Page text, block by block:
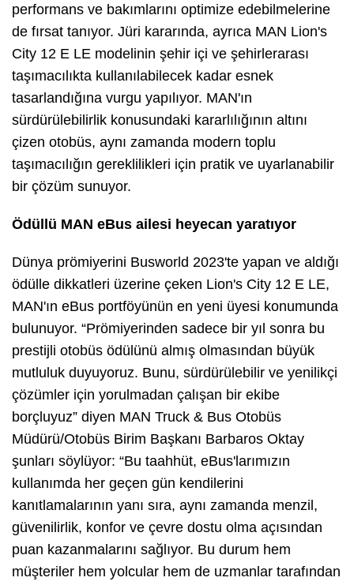
performans ve bakımlarını optimize edebilmelerine
de fırsat tanıyor. Jüri kararında, ayrıca MAN Lion's
City 12 E LE modelinin şehir içi ve şehirlerarası
taşımacılıkta kullanılabilecek kadar esnek
tasarlandığına vurgu yapılıyor. MAN'ın
sürdürülebilirlik konusundaki kararlılığının altını
çizen otobüs, aynı zamanda modern toplu
taşımacılığın gereklilikleri için pratik ve uyarlanabilir
bir çözüm sunuyor.
Ödüllü MAN eBus ailesi heyecan yaratıyor
Dünya prömiyerini Busworld 2023'te yapan ve aldığı
ödülle dikkatleri üzerine çeken Lion's City 12 E LE,
MAN'ın eBus portföyünün en yeni üyesi konumunda
bulunuyor. “Prömiyerinden sadece bir yıl sonra bu
prestijli otobüs ödülünü almış olmasından büyük
mutluluk duyuyoruz. Bunu, sürdürülebilir ve yenilikçi
çözümler için yorulmadan çalışan bir ekibe
borçluyuz” diyen MAN Truck & Bus Otobüs
Müdürü/Otobüs Birim Başkanı Barbaros Oktay
şunları söylüyor: “Bu taahhüt, eBus'larımızın
kullanımda her geçen gün kendilerini
kanıtlamalarının yanı sıra, aynı zamanda menzil,
güvenilirlik, konfor ve çevre dostu olma açısından
puan kazanmalarını sağlıyor. Bu durum hem
müşteriler hem yolcular hem de uzmanlar tarafından